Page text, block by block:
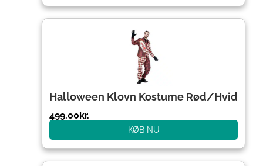
Halloween Klovn Kostume Rød/Hvid
499.00kr.
KØB NU